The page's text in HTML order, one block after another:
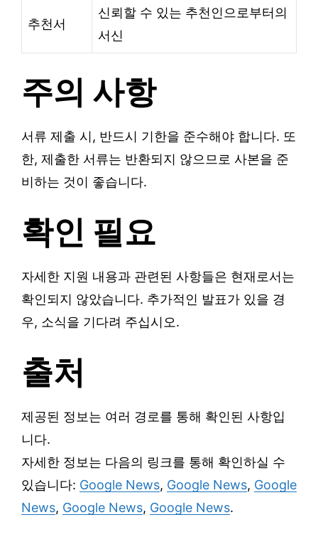
추천서
신뢰할 수 있는 추천인으로부터의
서신
주의 사항
서류 제출 시, 반드시 기한을 준수해야 합니다. 또
한, 제출한 서류는 반환되지 않으므로 사본을 준
비하는 것이 좋습니다.
확인 필요
자세한 지원 내용과 관련된 사항들은 현재로서는
확인되지 않았습니다. 추가적인 발표가 있을 경
우, 소식을 기다려 주십시오.
출처
제공된 정보는 여러 경로를 통해 확인된 사항입
니다.
자세한 정보는 다음의 링크를 통해 확인하실 수
있습니다: Google News, Google News, Google
News, Google News, Google News.